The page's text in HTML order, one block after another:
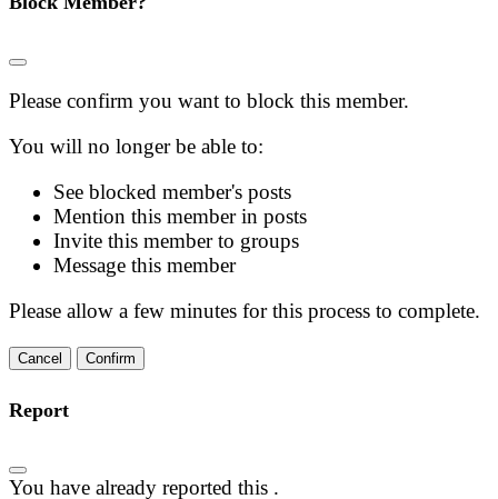
Please confirm you want to block this member.
You will no longer be able to:
See blocked member's posts
Mention this member in posts
Invite this member to groups
Message this member
Please allow a few minutes for this process to complete.
Confirm
Report
You have already reported this .